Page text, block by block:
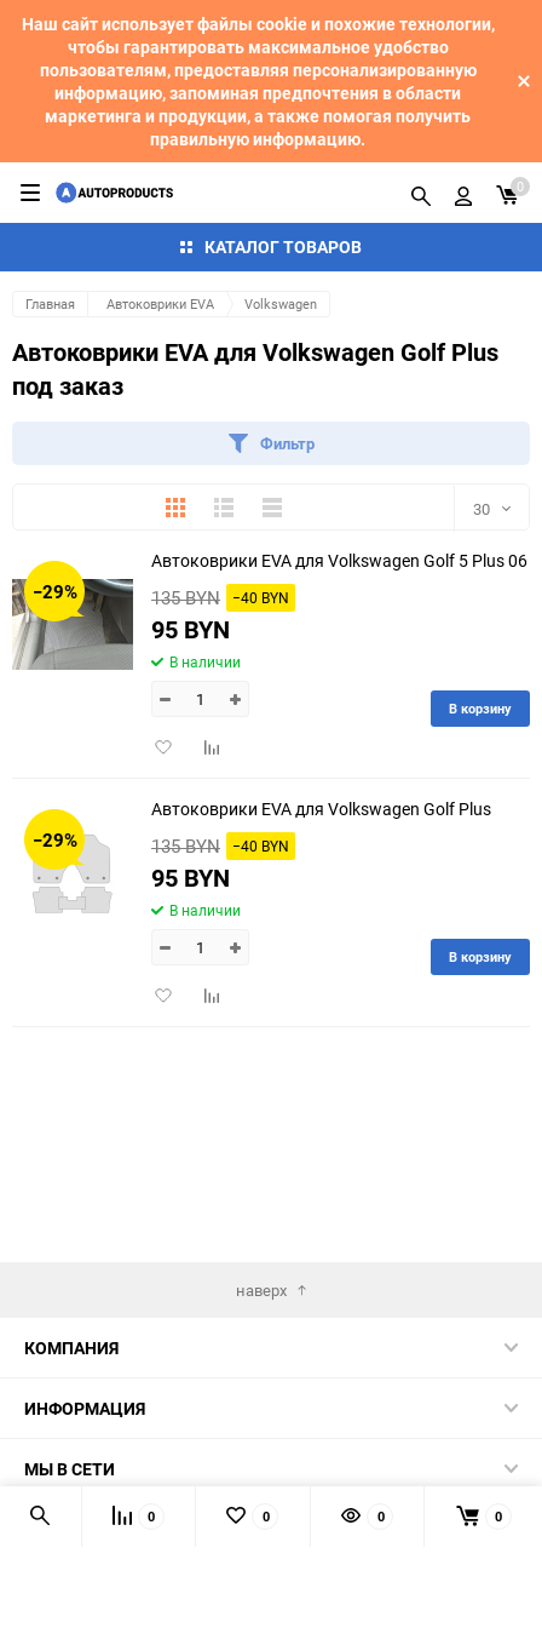
Наш сайт использует файлы cookie и похожие технологии,
чтобы гарантировать максимальное удобство
пользователям, предоставляя персонализированную
информацию, запоминая предпочтения в области
маркетинга и продукции, а также помогая получить
правильную информацию.
КАТАЛОГ ТОВАРОВ
0
Главная Автоковрики EVA Volkswagen
Автоковрики EVA для Volkswagen Golf Plus
под заказ
Фильтр
ПлиткаПодробноКомпактно 30
30
150
−29%
Автоковрики EVA для Volkswagen Golf 5 Plus 06
135 BYN −40 BYN
95 BYN
В наличии
ДобавитьДобавить
В корзину
−29%
Автоковрики EVA для Volkswagen Golf Plus
135 BYN −40 BYN
95 BYN
В наличии
ДобавитьДобавить
В корзину
наверх
КОМПАНИЯ
ИНФОРМАЦИЯ
МЫ В СЕТИ
КОНТАКТЫ
0 0 0 0